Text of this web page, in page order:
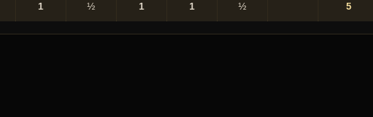
1 ½ 1 1 ½ 5